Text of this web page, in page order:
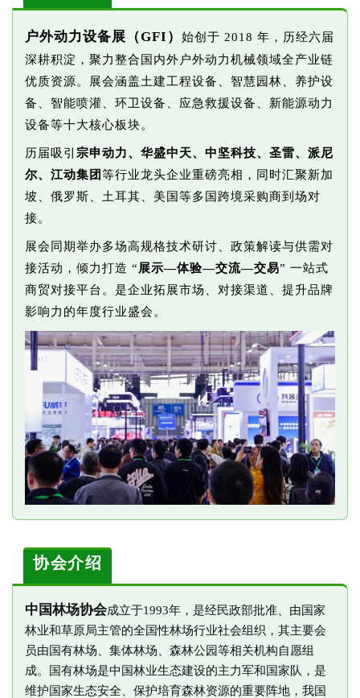
户外动力设备展（GFI） 始创于 2018 年，历经六届
深耕积淀，聚力整合国内外户外动力机械领域全产业链
优质资源。展会涵盖土建工程设备、智慧园林、养护设
备、智能喷灌、环卫设备、应急救援设备、新能源动力
设备等十大核心板块。
历届吸引 宗申动力、华盛中天、中坚科技、圣雷、派尼
尔、江动集团等行业龙头企业重磅亮相，同时汇聚新加
坡、俄罗斯、土耳其、美国等多国跨境采购商到场对
接。
展会同期举办多场高规格技术研讨、政策解读与供需对
接活动，倾力打造 “ 展示—体验—交流—交易” 一站式
商贸对接平台。是企业拓展市场、对接渠道、提升品牌
影响力的年度行业盛会。
协会介绍
中国林场协会成立于1993年，是经民政部批准、由国家
林业和草原局主管的全国性林场行业社会组织，其主要会
员由国有林场、集体林场、森林公园等相关机构自愿组
成。国有林场是中国林业生态建设的主力军和国家队，是
维护国家生态安全、保护培育森林资源的重要阵地，我国